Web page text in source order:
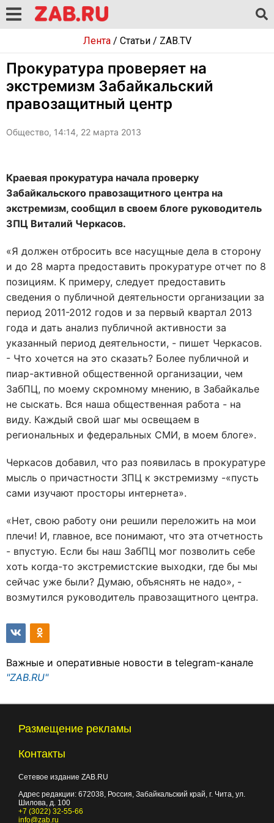
Лента/ Статьи/ ZAB.TV
Прокуратура проверяет на
экстремизм Забайкальский
правозащитный центр
Общество, 14:14, 22 марта 2013
Краевая прокуратура начала проверку
Забайкальского правозащитного центра на
экстремизм, сообщил в своем блоге руководитель
ЗПЦ Виталий Черкасов.
«Я должен отбросить все насущные дела в сторону
и до 28 марта предоставить прокуратуре отчет по 8
позициям. К примеру, следует предоставить
сведения о публичной деятельности организации за
период 2011-2012 годов и за первый квартал 2013
года и дать анализ публичной активности за
указанный период деятельности, - пишет Черкасов.
- Что хочется на это сказать? Более публичной и
пиар-активной общественной организации, чем
ЗабПЦ, по моему скромному мнению, в Забайкалье
не сыскать. Вся наша общественная работа - на
виду. Каждый свой шаг мы освещаем в
региональных и федеральных СМИ, в моем блоге».
Черкасов добавил, что раз появилась в прокуратуре
мысль о причастности ЗПЦ к экстремизму -«пусть
сами изучают просторы интернета».
«Нет, свою работу они решили переложить на мои
плечи! И, главное, все понимают, что эта отчетность
- впустую. Если бы наш ЗабПЦ мог позволить себе
хоть когда-то экстремистские выходки, где бы мы
сейчас уже были? Думаю, объяснять не надо», -
возмутился руководитель правозащитного центра.
Важные и оперативные новости в telegram-канале
"ZAB.RU"
Размещение рекламы
Контакты
Сетевое издание ZAB.RU
Адрес редакции: 672038, Россия, Забайкальский край, г. Чита, ул.
Шилова, д. 100
+7 (3022) 32-55-66
info@zab.ru